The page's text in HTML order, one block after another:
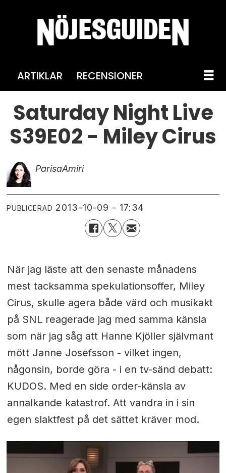
ARTIKLAR RECENSIONER
Saturday Night Live
S39E02 - Miley Cirus
ParisaAmiri
PUBLICERAD 2013-10-09 - 17:34
När jag läste att den senaste månadens
mest tacksamma spekulationsoffer, Miley
Cirus, skulle agera både värd och musikakt
på SNL reagerade jag med samma känsla
som när jag såg att Hanne Kjöller självmant
mött Janne Josefsson - vilket ingen,
någonsin, borde göra - i en tv-sänd debatt:
KUDOS. Med en side order-känsla av
annalkande katastrof. Att vandra in i sin
egen slaktfest på det sättet kräver mod.